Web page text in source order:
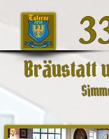
Bräustatt